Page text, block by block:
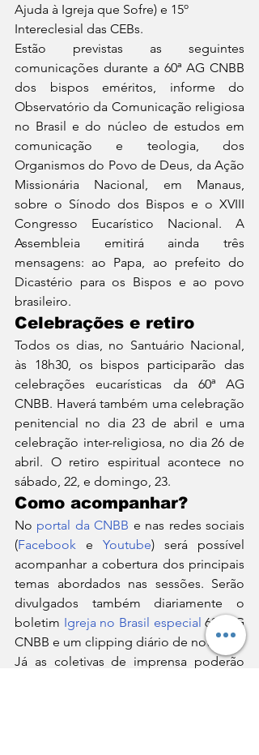
Ajuda à Igreja que Sofre) e 15º
Intereclesial das CEBs.
Estão previstas as seguintes
comunicações durante a 60ª AG CNBB
dos bispos eméritos, informe do
Observatório da Comunicação religiosa
no Brasil e do núcleo de estudos em
comunicação e teologia, dos
Organismos do Povo de Deus, da Ação
Missionária Nacional, em Manaus,
sobre o Sínodo dos Bispos e o XVIII
Congresso Eucarístico Nacional. A
Assembleia emitirá ainda três
mensagens: ao Papa, ao prefeito do
Dicastério para os Bispos e ao povo
brasileiro.
Celebrações e retiro
Todos os dias, no Santuário Nacional,
às 18h30, os bispos participarão das
celebrações eucarísticas da 60ª AG
CNBB. Haverá também uma celebração
penitencial no dia 23 de abril e uma
celebração inter-religiosa, no dia 26 de
abril. O retiro espiritual acontece no
sábado, 22, e domingo, 23.
Como acompanhar?
No portal da CNBB e nas redes sociais
(Facebook e Youtube) será possível
acompanhar a cobertura dos principais
temas abordados nas sessões. Serão
divulgados também diariamente o
boletim Igreja no Brasil especial 60ª AG
CNBB e um clipping diário de notícias.
Já as coletivas de imprensa poderão